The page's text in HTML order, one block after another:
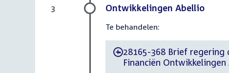
Ontwikkelingen Abellio
Te behandelen:
-28165-368 Brief regering
Financiën
3